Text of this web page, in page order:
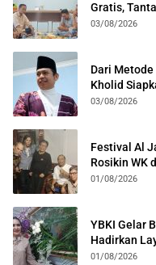
Gratis,
Kota Bogor
03/08/2026
Dari
Kholid
03/08/2026
Festival Al
Rosikin WK
Kolosal
01/08/2026
YBKI Gelar
Hadirkan
Kebangsaan
01/08/2026